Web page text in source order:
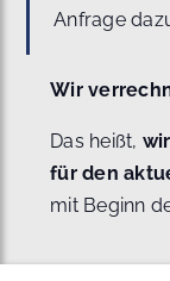
Anfrage
Wir
Das heißt,
für den
mit Beginn